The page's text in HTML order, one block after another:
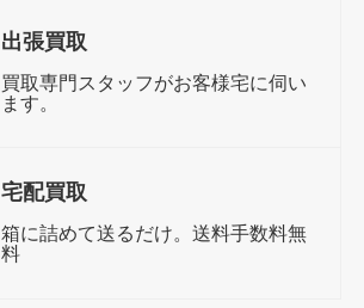
出張買取
買取専門スタッフがお客様宅に伺い
ます。
宅配買取
箱に詰めて送るだけ。送料手数料無
料